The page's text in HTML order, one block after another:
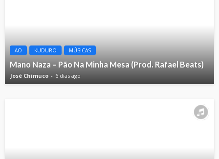
AO KUDURO MÚSICAS
Mano Naza – Pão Na Minha Mesa (Prod. Rafael Beats)
José Chimuco 6 dias ago